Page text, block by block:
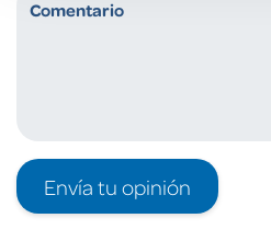
Envía tu opinión